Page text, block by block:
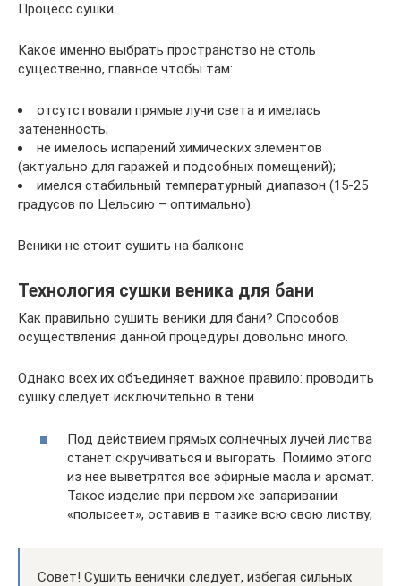
Процесс сушки
Какое именно выбрать пространство не столь
существенно, главное чтобы там:
отсутствовали прямые лучи света и имелась
затененность;
не имелось испарений химических элементов
(актуально для гаражей и подсобных помещений);
имелся стабильный температурный диапазон (15-25
градусов по Цельсию – оптимально).
Веники не стоит сушить на балконе
Технология сушки веника для бани
Как правильно сушить веники для бани? Способов
осуществления данной процедуры довольно много.
Однако всех их объединяет важное правило: проводить
сушку следует исключительно в тени.
Под действием прямых солнечных лучей листва
станет скручиваться и выгорать. Помимо этого
из нее выветрятся все эфирные масла и аромат.
Такое изделие при первом же запаривании
«полысеет», оставив в тазике всю свою листву;
Совет! Сушить венички следует, избегая сильных